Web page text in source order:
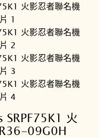
SRPF75K1 火
​09G0H